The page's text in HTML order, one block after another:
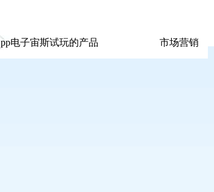
pp电子宙斯试玩的产品
市场营销